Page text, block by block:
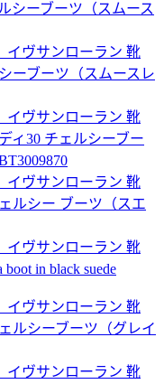
シーブーツ（スムース
イヴサンローラン 靴
ーブーツ（スムースレ
イヴサンローラン 靴
ィ30 チェルシーブー
イヴサンローラン 靴
ルシー ブーツ（スエ
イヴサンローラン 靴
in black suede
イヴサンローラン 靴
ルシーブーツ（グレイ
イヴサンローラン 靴